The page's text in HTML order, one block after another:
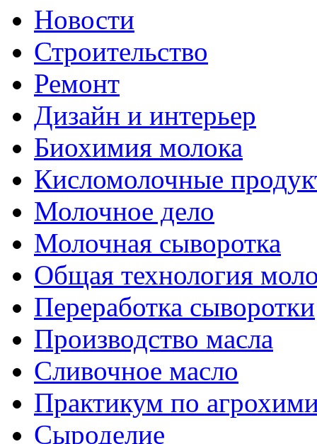
Новости
Строительство
Ремонт
Дизайн и интерьер
Биохимия молока
Кисломолочные
Молочное дело
Молочная сыворотка
Общая технология
Переработка сыворотки
Производство масла
Сливочное масло
Практикум по
Сыроделие